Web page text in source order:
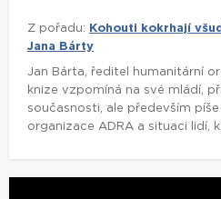
Z pořadu:
Kohouti kokrhají
Jana Bárty
Jan Bárta, ředitel humanitární
knize vzpomíná na své mládí,
současnosti, ale především
organizace ADRA a situaci lidí,